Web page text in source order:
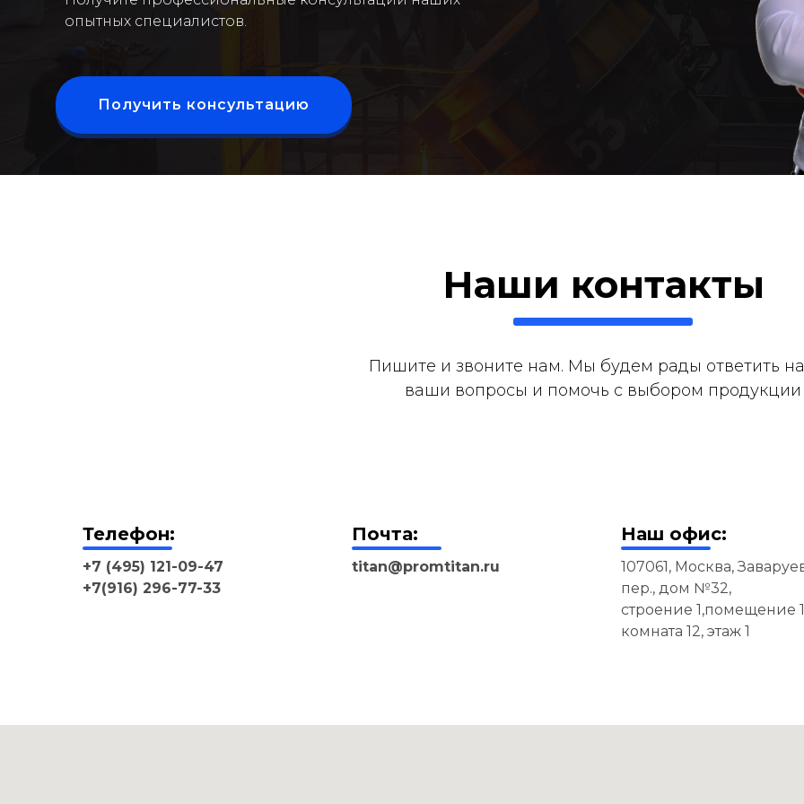
опытных специалистов.
Получить консультацию
+7 (495) 121-09-47
+7(916) 296-77-33
Телефон: Почта:
titan@promtitan.ru
Наш офис:
107061, Москва,
пер., дом №32,
строение 1,помещение
комната 12, этаж 1
Наши контакты
Пишите и звоните нам. Мы будем рады ответить
ваши вопросы и помочь с выбором продукции